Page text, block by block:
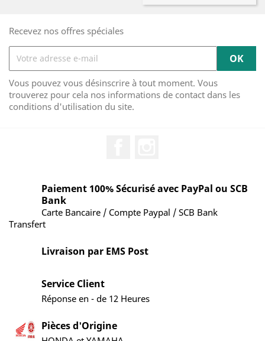
Recevez nos offres spéciales
Vous pouvez vous désinscrire à tout moment. Vous
trouverez pour cela nos informations de contact dans les
conditions d'utilisation du site.
Paiement 100% Sécurisé avec PayPal ou SCB
Bank
Carte Bancaire / Compte Paypal / SCB Bank
Transfert
Livraison par EMS Post
Service Client
Réponse en - de 12 Heures
Pièces d'Origine